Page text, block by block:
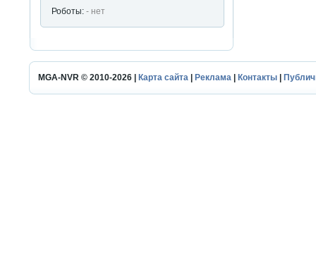
Роботы:- нет
MGA-NVR © 2010-2026 | Карта сайта Реклама Контакты